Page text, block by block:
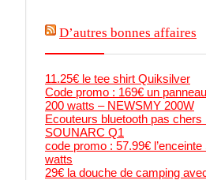
D’autres bonnes affaires
11.25€ le tee shirt Quiksilver
Code promo : 169€ un
200 watts – NEWSMY 200W
Ecouteurs bluetooth pas chers
SOUNARC Q1
code promo : 57.99€
watts
29€ la douche de camping